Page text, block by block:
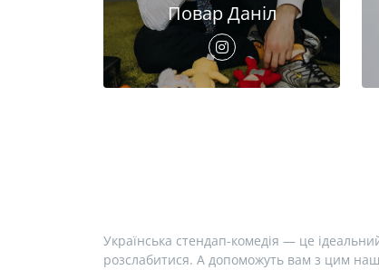
Повар Даніл
Українська стендап-комедія — це
розслабитися. А допоможуть вам з цим